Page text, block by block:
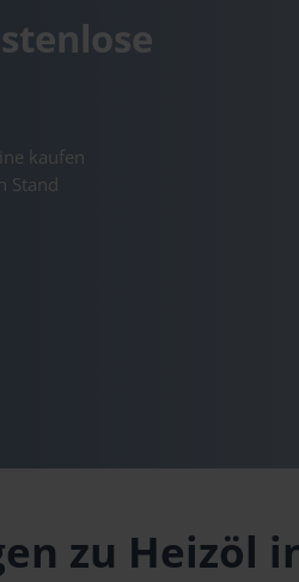
kaufen
Stand
zu Heizöl